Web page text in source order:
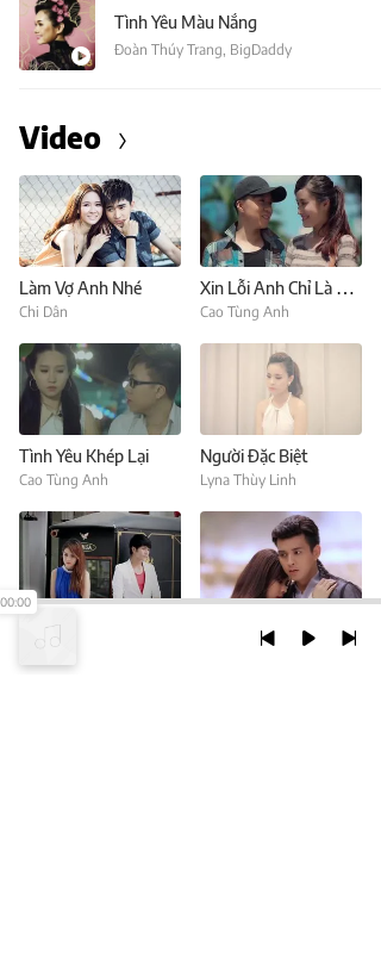
Tình Yêu Màu Nắng
Đoàn Thúy Trang, BigDaddy
Video
Làm Vợ Anh Nhé
Chi Dân
Xin Lỗi Anh Chỉ Là Thằng Bán Kem (Nhường Điều Ước Cho Em)
Cao Tùng Anh
Tình Yêu Khép Lại
Cao Tùng Anh
Người Đặc Biệt
Lyna Thùy Linh
Lyna Thùy Linh Hồ Quang Hiếu
00:00